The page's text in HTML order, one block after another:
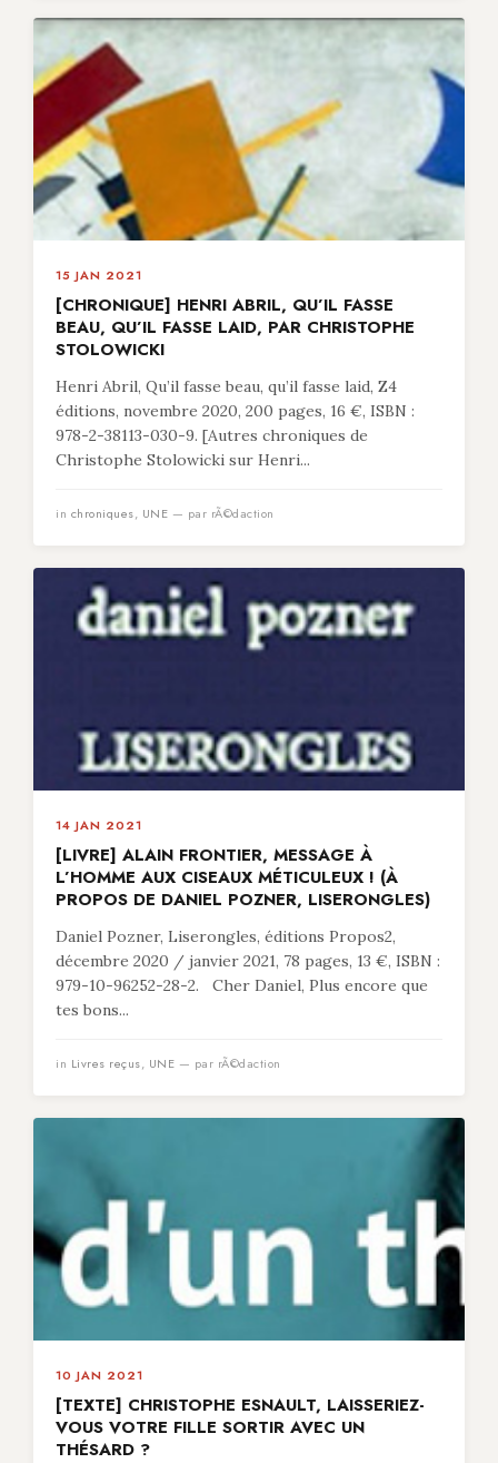
15 JAN 2021
[CHRONIQUE] HENRI ABRIL, QU’IL FASSE
BEAU, QU’IL FASSE LAID, PAR CHRISTOPHE
STOLOWICKI
Henri Abril, Qu’il fasse beau, qu’il fasse laid, Z4
éditions, novembre 2020, 200 pages, 16 €, ISBN :
978-2-38113-030-9. [Autres chroniques de
Christophe Stolowicki sur Henri...
in chroniques, UNE — par rÃ©daction
14 JAN 2021
[LIVRE] ALAIN FRONTIER, MESSAGE À
L’HOMME AUX CISEAUX MÉTICULEUX ! (À
PROPOS DE DANIEL POZNER, LISERONGLES)
Daniel Pozner, Liserongles, éditions Propos2,
décembre 2020 / janvier 2021, 78 pages, 13 €, ISBN :
979-10-96252-28-2. Cher Daniel, Plus encore que
tes bons...
in Livres reçus, UNE — par rÃ©daction
10 JAN 2021
[TEXTE] CHRISTOPHE ESNAULT, LAISSERIEZ-
VOUS VOTRE FILLE SORTIR AVEC UN
THÉSARD ?